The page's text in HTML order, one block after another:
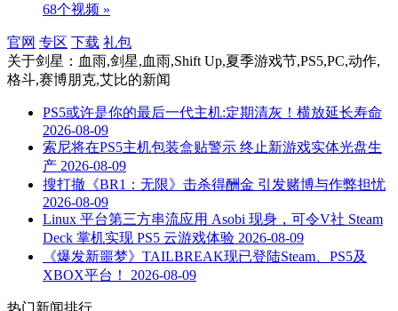
68个视频 »
官网 专区 下载 礼包
关于剑星：血雨,剑星,血雨,Shift Up,夏季游戏节,PS5,PC,动作,
格斗,赛博朋克,艾比的新闻
PS5或许是你的最后一代主机:定期清灰！横放延长寿命
2026-08-09
索尼将在PS5主机包装盒贴警示 终止新游戏实体光盘生
产 2026-08-09
搜打撤《BR1：无限》击杀得酬金 引发赌博与作弊担忧
2026-08-09
Linux 平台第三方串流应用 Asobi 现身，可令V社 Steam
Deck 掌机实现 PS5 云游戏体验 2026-08-09
《爆发新噩梦》TAILBREAK现已登陆Steam、PS5及
XBOX平台！
2026-08-09
热门新闻排行